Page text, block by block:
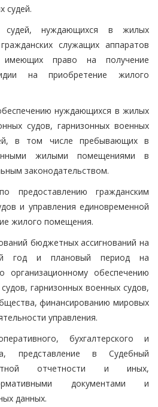
судей.
судей, нуждающихся в жилых
служащих аппаратов
имеющих право на получение
на приобретение жилого
нуждающихся в жилых
судов, гарнизонных военных
в том числе пребывающих в
жилыми помещениями в
законодательством.
предоставлению гражданским
и управления единовременной
жилого помещения.
бюджетных ассигнований на
год и плановый период на
организационному обеспечению
гарнизонных военных судов,
финансированию мировых
управления.
бухгалтерского и
представление в Судебный
отчетности и иных,
документами и
данных.